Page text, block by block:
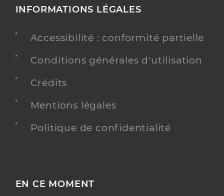
INFORMATIONS LÉGALES
Accessibilité : conformité partielle
Conditions générales d'utilisation
Crédits
Mentions légales
Politique de confidentialité
EN CE MOMENT